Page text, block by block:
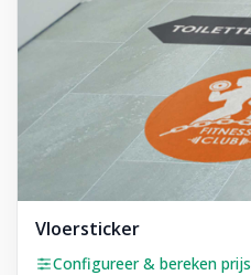
Vloersticker
Configureer & bereken prijs